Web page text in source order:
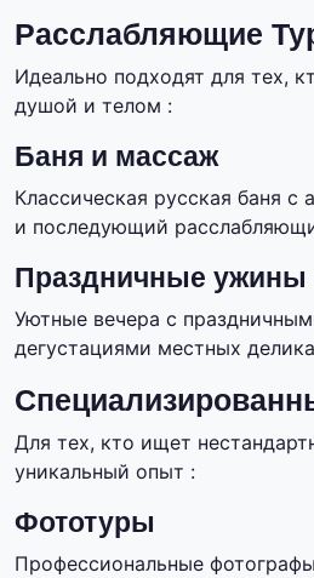
Расслабляющие
Идеально подходят для тех,
душой и телом :
Баня и массаж
Классическая русская баня
и последующий
Праздничные ужины
Уютные вечера с
дегустациями местных
Для тех, кто ищет
уникальный опыт :
Фототуры
Профессиональные